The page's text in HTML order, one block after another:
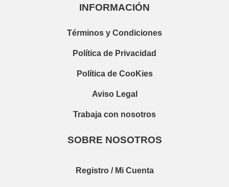
INFORMACIÓN
Términos y Condiciones
Política de Privacidad
Política de CooKies
Aviso Legal
Trabaja con nosotros
SOBRE NOSOTROS
Registro / Mi Cuenta